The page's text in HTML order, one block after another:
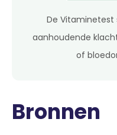
De Vitaminetest
aanhoudende
of
Bronnen